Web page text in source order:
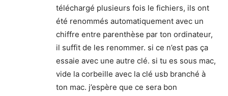
téléchargé plusieurs fois le fichiers, ils ont
été renommés automatiquement avec un
chiffre entre parenthèse par ton ordinateur,
il suffit de les renommer. si ce n’est pas ça
essaie avec une autre clé. si tu es sous mac,
vide la corbeille avec la clé usb branché à
ton mac. j’espère que ce sera bon